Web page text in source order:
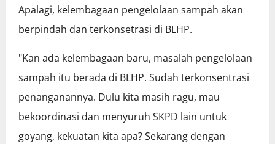
Apalagi, kelembagaan pengelolaan sampah akan
berpindah dan terkonsetrasi di BLHP.
"Kan ada kelembagaan baru, masalah pengelolaan
sampah itu berada di BLHP. Sudah terkonsentrasi
penanganannya. Dulu kita masih ragu, mau
bekoordinasi dan menyuruh SKPD lain untuk
goyang, kekuatan kita apa? Sekarang dengan